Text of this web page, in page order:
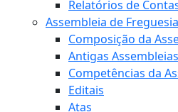
Relatórios de
Assembleia de Freguesia
Composição da
Antigas Assembleias
Competências da
Editais
Atas